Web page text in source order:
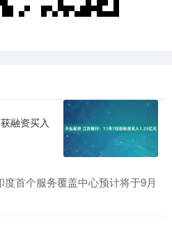
融资买入
首个服务覆盖中心预计将于9月